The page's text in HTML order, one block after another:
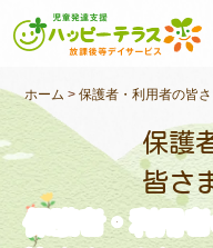
私たちについて
未就学のお子
小学生〜高校
支援事例
ホーム >保護者・利用者の皆
保護
皆さ
保護者・利用